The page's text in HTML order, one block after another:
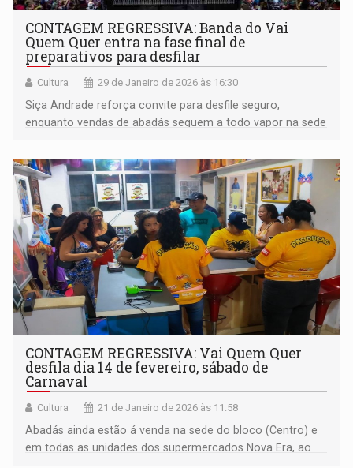
CONTAGEM REGRESSIVA: Banda do Vai
Quem Quer entra na fase final de
preparativos para desfilar
Cultura 29 de Janeiro de 2026 às 16:30
Siça Andrade reforça convite para desfile seguro,
enquanto vendas de abadás seguem a todo vapor na sede
CONTAGEM REGRESSIVA: Vai Quem Quer
desfila dia 14 de fevereiro, sábado de
Carnaval
Cultura 21 de Janeiro de 2026 às 11:58
Abadás ainda estão á venda na sede do bloco (Centro) e
em todas as unidades dos supermercados Nova Era, ao